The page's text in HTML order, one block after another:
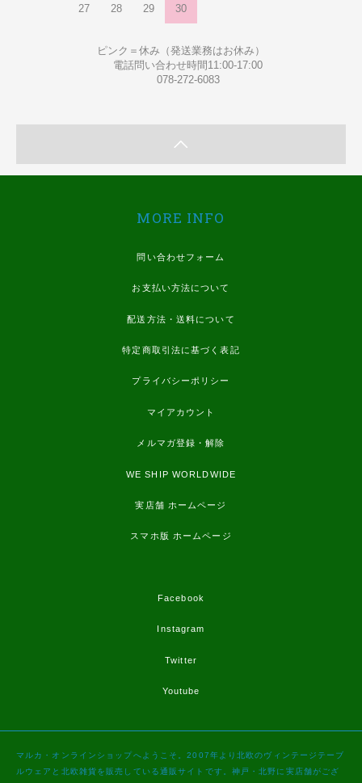
27 28 29 30
ピンク＝休み（発送業務はお休み）
電話問い合わせ時間11:00-17:00
078-272-6083
MORE INFO
問い合わせフォーム
お支払い方法について
配送方法・送料について
特定商取引法に基づく表記
プライバシーポリシー
マイアカウント
メルマガ登録・解除
WE SHIP WORLDWIDE
実店舗 ホームページ
スマホ版 ホームページ
Facebook
Instagram
Twitter
Youtube
マルカ・オンラインショップへようこそ。2007年より北欧のヴィンテージテーブ
ルウェアと北欧雑貨を販売している通販サイトです。神戸・北野に実店舗がござ